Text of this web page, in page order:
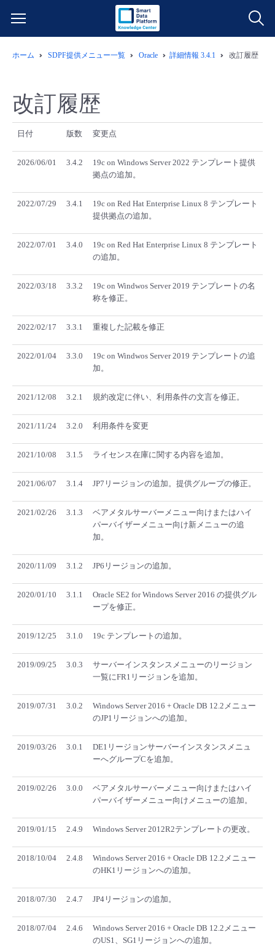
サービス一覧
データ利活用
クラウド/サーバー
ネットワーク
IoT
モニタリング/監査
すべてのメニューを見る
よくある質問
データ利活用
クラウド/サーバー
ネットワーク
IoT
管理機能
料金情報
料金シミュレーター
データ利活用
クラウド/サーバー
モニタリング/監査
すべてのメニューを見る
ご利用開始ガイド
■ 管理機能
- 管理機能
- 新規お申し込み方法
- ユーザー機能の管理
- 登録情報の管理
- APIリファレンス
- クラウド / サーバー
- Flexible InterConnect
- Flexible Remote Access
- vUTM2
ユースケース
- バックアップ
- マルチクラウド利用
- ITインフラストラクチャー
故障/メンテナンス情報
メンテナンス予定
販売パートナー向けプログラム
協業パートナー
ホーム SDPF提供メニュー一覧 Oracle 詳細情報 3.4.1 改訂履歴
改訂履歴
日付 版数 変更点
2026/06/01 3.4.2
19c on Windows Server 2022 テンプレート提供
拠点の追加。
2022/07/29 3.4.1
19c on Red Hat Enterprise Linux 8 テンプレート
提供拠点の追加。
2022/07/01 3.4.0
19c on Red Hat Enterprise Linux 8 テンプレート
の追加。
2022/03/18 3.3.2
19c on Windwos Server 2019 テンプレートの名
称を修正。
2022/02/17 3.3.1 重複した記載を修正
2022/01/04 3.3.0
19c on Windwos Server 2019 テンプレートの追
加。
2021/12/08 3.2.1 規約改定に伴い、利用条件の文言を修正。
2021/11/24 3.2.0 利用条件を変更
2021/10/08 3.1.5 ライセンス在庫に関する内容を追加。
2021/06/07 3.1.4 JP7リージョンの追加。提供グループの修正。
2021/02/26 3.1.3
ベアメタルサーバーメニュー向けまたはハイ
パーバイザーメニュー向け新メニューの追
加。
2020/11/09 3.1.2 JP6リージョンの追加。
2020/01/10 3.1.1
Oracle SE2 for Windows Server 2016 の提供グル
ープを修正。
2019/12/25 3.1.0 19c テンプレートの追加。
2019/09/25 3.0.3
サーバーインスタンスメニューのリージョン
一覧にFR1リージョンを追加。
2019/07/31 3.0.2
Windows Server 2016 + Oracle DB 12.2メニュー
のJP1リージョンへの追加。
2019/03/26 3.0.1
DE1リージョンサーバーインスタンスメニュ
ーへグループCを追加。
2019/02/26 3.0.0
ベアメタルサーバーメニュー向けまたはハイ
パーバイザーメニュー向けメニューの追加。
2019/01/15 2.4.9 Windows Server 2012R2テンプレートの更改。
2018/10/04 2.4.8
Windows Server 2016 + Oracle DB 12.2メニュー
のHK1リージョンへの追加。
2018/07/30 2.4.7 JP4リージョンの追加。
2018/07/04 2.4.6
Windows Server 2016 + Oracle DB 12.2メニュー
のUS1、SG1リージョンへの追加。